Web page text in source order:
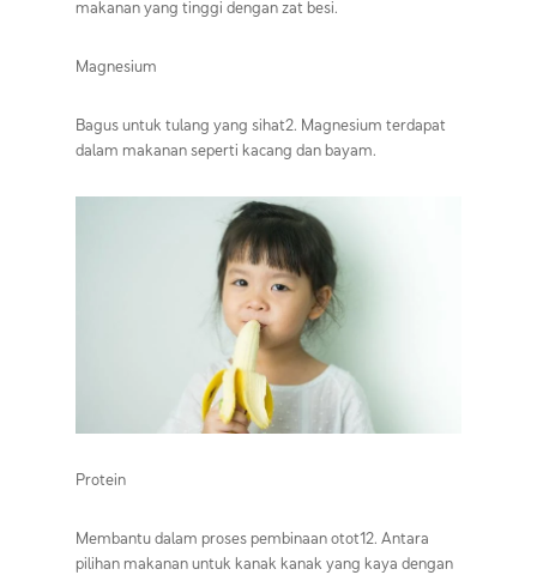
makanan yang tinggi dengan zat besi.
Magnesium
Bagus untuk tulang yang sihat2. Magnesium terdapat
dalam makanan seperti kacang dan bayam.
Protein
Membantu dalam proses pembinaan otot12. Antara
pilihan makanan untuk kanak kanak yang kaya dengan